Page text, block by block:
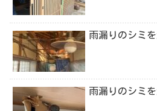
雨漏りのシミ
雨漏りのシミ